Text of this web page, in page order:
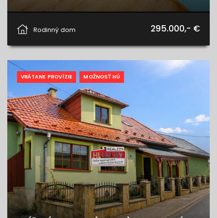
Rodinný dom
295.000,- €
VRÁTANE PROVÍZIE MOŽNOSŤ HÚ